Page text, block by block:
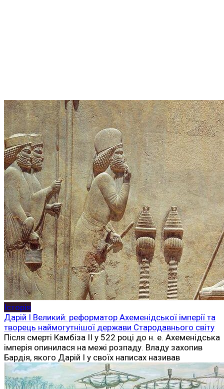
Історія
Дарій I Великий: реформатор Ахеменідської імперії та
творець наймогутнішої держави Стародавнього світу
Після смерті Камбіза II у 522 році до н. е. Ахеменідська
імперія опинилася на межі розпаду. Владу захопив
Бардія, якого Дарій I у своїх написах називав